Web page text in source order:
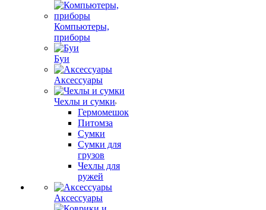
Компьютеры,
приборы
Буи
Аксессуары
Чехлы и сумки
Гермомешок
Питомза
Сумки
Сумки для
грузов
Чехлы для
ружей
Аксессуары